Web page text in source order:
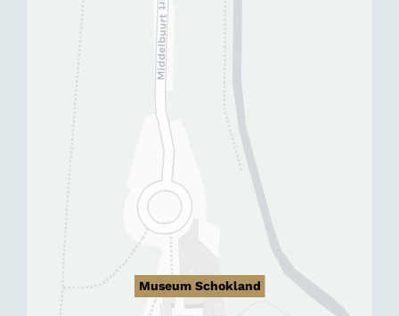
Museum Schokland